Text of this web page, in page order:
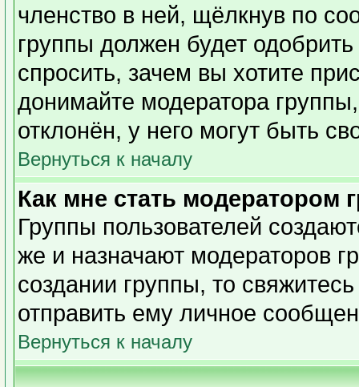
членство в ней, щёлкнув по
группы должен будет
спросить, зачем вы хотите
донимайте модератора
отклонён, у него могут быть
Вернуться к началу
Как мне стать модератором
Группы пользователей
же и назначают модераторов
создании группы, то
отправить ему личное
Вернуться к началу